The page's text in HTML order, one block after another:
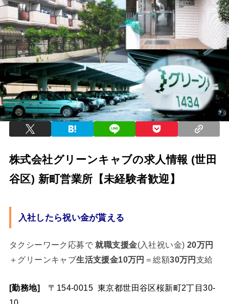
株式会社グリーンキャブの求人情報 (世田
谷区) 新町営業所 【未経験者歓迎】
入社したら祝い金が貰える
タクシーワーク応募で就職支援金(入社祝い金) 20万円
＋グリーンキャブ生活支援金10万円 ＝総額30万円 支給
[勤務地] 〒154-0015 東京都世田谷区桜新町2丁目30-